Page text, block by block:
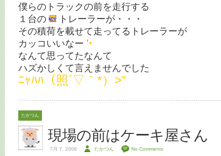
僕らのトラックの前を走行する
１台の
トレーラーが・・・
その積荷を載せて走ってるトレーラーが
カッコいいなー
なんて思ってたなんて
ハズかしくて言えませんでした
ﾆｬﾊﾊ（照´▽｀*）>”
たかつん
現場の前はケーキ屋さん
7月 7, 2008 たかつん No Comments